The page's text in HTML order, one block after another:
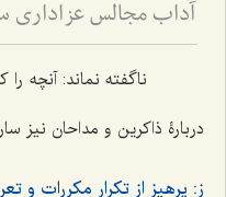
ناگفته نماند: آنچه
دربارۀ ذاکرین و مداحان نیز
ز: پرهیز از تکرار مکررات و